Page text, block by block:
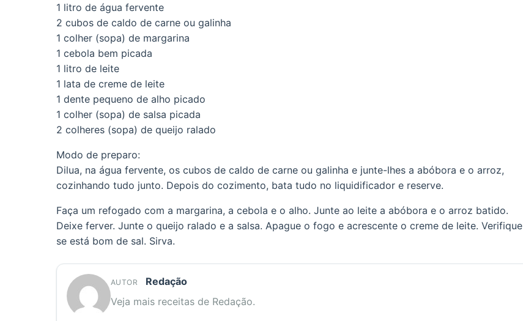
1 litro de água fervente
2 cubos de caldo de carne ou galinha
1 colher (sopa) de margarina
1 cebola bem picada
1 litro de leite
1 lata de creme de leite
1 dente pequeno de alho picado
1 colher (sopa) de salsa picada
2 colheres (sopa) de queijo ralado
Modo de preparo:
Dilua, na água fervente, os cubos de caldo de carne ou galinha e junte-lhes a abóbora e o arroz,
cozinhando tudo junto. Depois do cozimento, bata tudo no liquidificador e reserve.
Faça um refogado com a margarina, a cebola e o alho. Junte ao leite a abóbora e o arroz batido.
Deixe ferver. Junte o queijo ralado e a salsa. Apague o fogo e acrescente o creme de leite. Verifique
se está bom de sal. Sirva.
AUTOR
Redação
Veja mais receitas de Redação.